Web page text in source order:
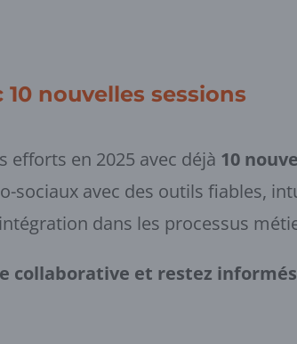
nouvelles sessions
efforts en 2025 avec déjà 10
sociaux avec des outils fiables,
dans les processus
collaborative et restez